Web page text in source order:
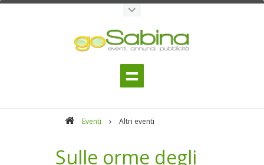
Eventi Altri eventi
Sulle orme degli